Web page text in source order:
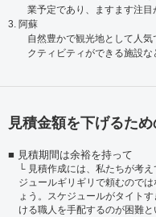
業予定であり、ますます注目
3. 阿蘇
自然豊かで観光地として人
クティビティができる施設な
見積金額を下げるた
見積期間は余裕を持って
見積作成には、私たちが考
ジュールギリギリで頼むので
ょう。スケジュールがタイト
ける職人を手配するのが困難